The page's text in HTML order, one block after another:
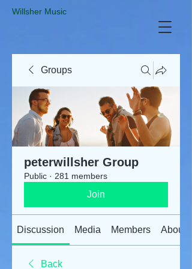
​Willsher Music
Groups
peterwillsher Group
Public · 281 members
Join
Discussion Media Members About
Back